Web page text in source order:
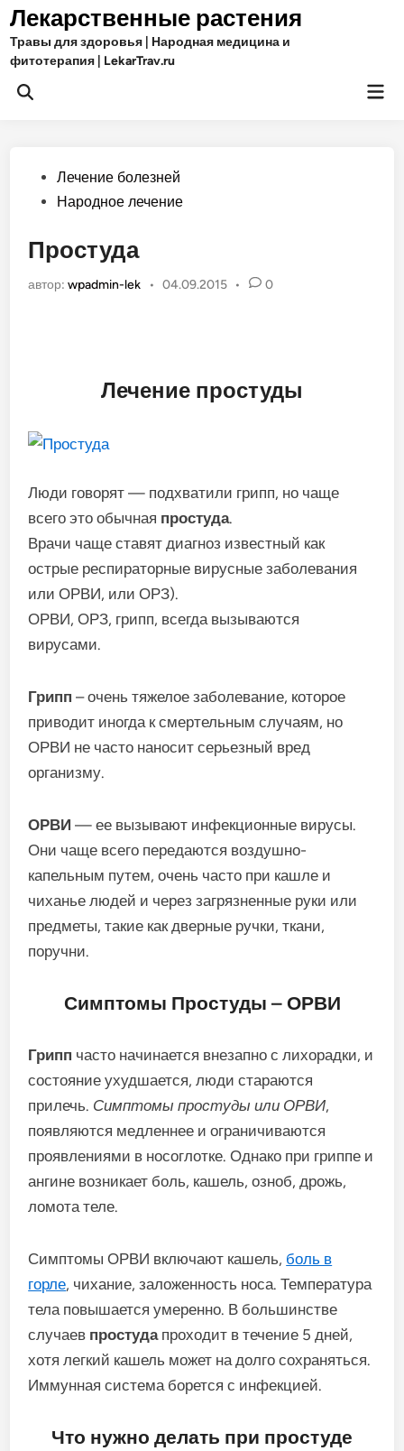
Перейти
содержимому
Лекарственные растения
Травы для здоровья | Народная медицина и
фитотерапия | LekarTrav.ru
Открыть
Опубликовано
Лечение болезней
Народное лечение
Простуда
автор:wpadmin-lek • 04.09.2015 • 0
Лечение простуды
Люди говорят — подхватили грипп, но чаще
всего это обычная простуда.
Врачи чаще ставят диагноз известный как
острые респираторные вирусные заболевания
или ОРВИ, или ОРЗ).
ОРВИ, ОРЗ, грипп, всегда вызываются
вирусами.
Грипп – очень тяжелое заболевание, которое
приводит иногда к смертельным случаям, но
ОРВИ не часто наносит серьезный вред
организму.
ОРВИ — ее вызывают инфекционные вирусы.
Они чаще всего передаются воздушно-
капельным путем, очень часто при кашле и
чиханье людей и через загрязненные руки или
предметы, такие как дверные ручки, ткани,
поручни.
Симптомы Простуды – ОРВИ
Грипп часто начинается внезапно с лихорадки, и
состояние ухудшается, люди стараются
прилечь. Симптомы простуды или ОРВИ,
появляются медленнее и ограничиваются
проявлениями в носоглотке. Однако при гриппе и
ангине возникает боль, кашель, озноб, дрожь,
ломота теле.
Симптомы ОРВИ включают кашель, боль в
горле, чихание, заложенность носа. Температура
тела повышается умеренно. В большинстве
случаев простудапроходит в течение 5 дней,
хотя легкий кашель может на долго сохраняться.
Иммунная система борется с инфекцией.
Что нужно делать при простуде